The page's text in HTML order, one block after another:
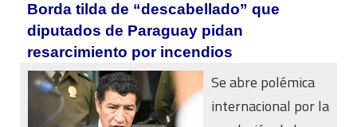
Borda tilda de “descabellado” que
diputados de Paraguay pidan
resarcimiento por incendios
Se abre polémica
internacional por la